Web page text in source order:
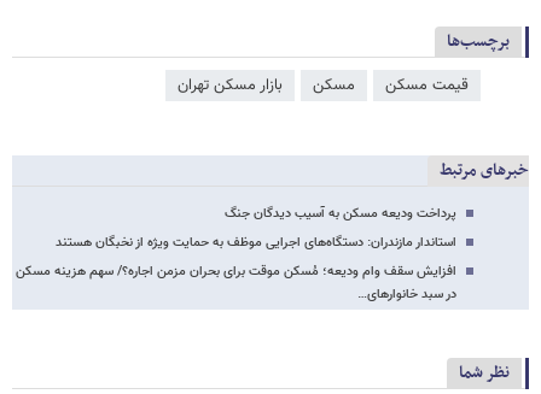
برچسب‌ها
قیمت مسکن مسکن بازار مسکن تهران
خبرهای مرتبط
پرداخت ودیعه مسکن به آسیب دیدگان جنگ
استاندار مازندران: دستگاه‌های اجرایی موظف به حمایت ویژه از نخبگان هستند
افزایش سقف وام ودیعه؛ مُسکن موقت برای بحران مزمن اجاره؟/ سهم هزینه مسکن
در سبد خانوارهای…
نظر شما